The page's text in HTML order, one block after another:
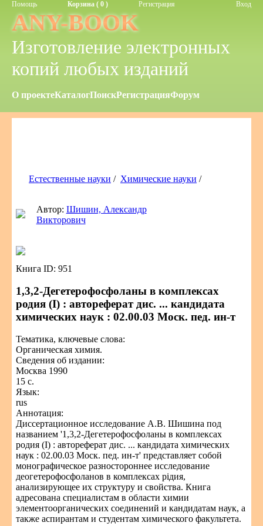
Помощь Корзина ( 0 ) Регистрация Вход
ANY-BOOK
Изготовление электронных
копий любых изданий
О проектеКаталогПоискРегистрацияФорум
Естественные науки / Химические науки /
Автор: Шишин, Александр
Викторович
Книга ID: 951
1,3,2-Дегетерофосфоланы в комплексах
родия (I) : автореферат дис. ... кандидата
химических наук : 02.00.03 Моск. пед. ин-т
Тематика, ключевые слова:
Органическая химия.
Сведения об издании:
Москва 1990
15 с.
Язык:
rus
Аннотация:
Диссертационное исследование А.В. Шишина под
названием '1,3,2-Дегетерофосфоланы в комплексах
родия (I) : автореферат дис. ... кандидата химических
наук : 02.00.03 Моск. пед. ин-т' представляет собой
монографическое разностороннее исследование
деогетерофосфоланов в комплексах рідия,
анализирующее их структуру и свойства. Книга
адресована специалистам в области химии
элементоорганических соединений и кандидатам наук, а
также аспирантам и студентам химического факультета.